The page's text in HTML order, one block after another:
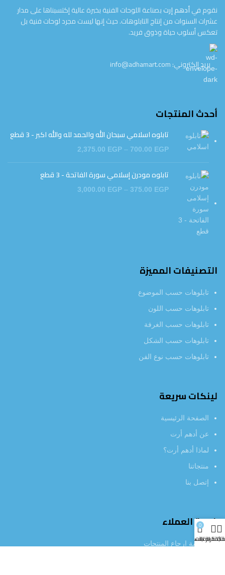
نقوم فيأدهم إرتبصناعة اللوحات الفنية بخبرة عالية إكتسبناها على مدار
عشرات السنوات من إنتاج التابلوهات. حيث إنها ليست مجرد لوحات فنية بل
تعكس أسلوب حياة وذوق فريد.
بريد إلكتروني: info@adhamart.com
أحدث المنتجات
تابلوه اسلامي سبحان الله والحمد لله والله اكبر - 3 قطع
700.00 EGP
–
2,375.00 EGP
تابلوه مودرن إسلامي سورة الفاتحة - 3 قطع
375.00 EGP
–
3,000.00 EGP
التصنيفات المميزة
تابلوهات حسب الموضوع
تابلوهات حسب اللون
تابلوهات حسب الغرفة
تابلوهات حسب الشكل
تابلوهات حسب نوع الفن
لينكات سريعة
الصفحة الرئيسية
عن أدهم أرت
لماذا أدهم أرت؟
منتجاتنا
إتصل بنا
خدمة العملاء
سياسة إرجاع المنتجاتقائمة الرغبات
0
عربة التسوق